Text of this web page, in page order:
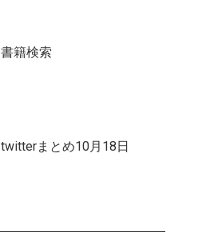
書籍検索
twitterまとめ10月18日